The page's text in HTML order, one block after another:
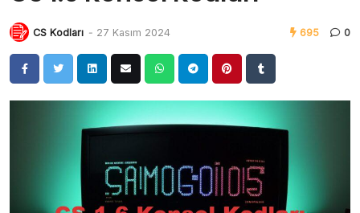
CS Kodları - 27 Kasım 2024 695 0